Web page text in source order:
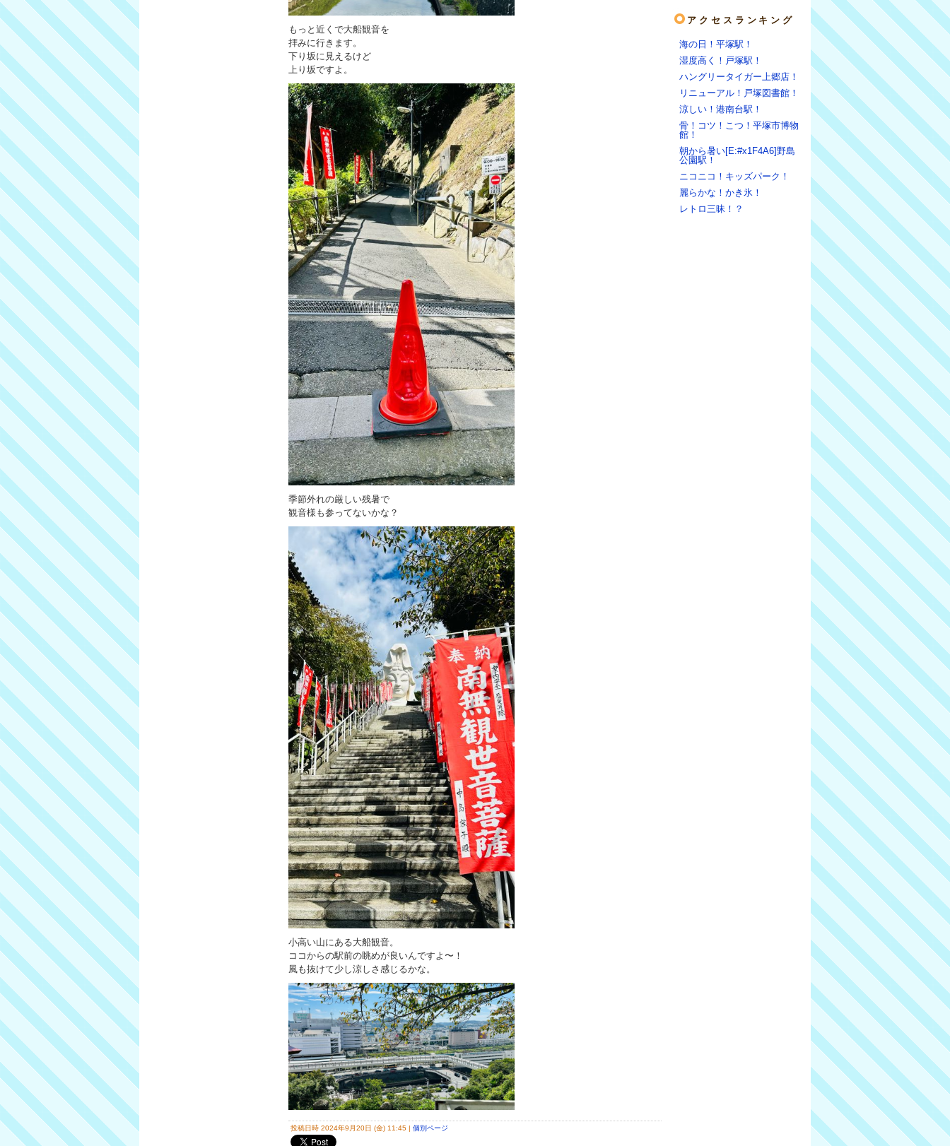
もっと近くで大船観音を
拝みに行きます。
下り坂に見えるけど
上り坂ですよ。
季節外れの厳しい残暑で
観音様も参ってないかな？
小高い山にある大船観音。
ココからの駅前の眺めが良いんですよ〜！
風も抜けて少し涼しさ感じるかな。
投稿日時 2024年9月20日 (金) 11:45 | 個別ページ
アクセスランキング
海の日！平塚駅！
湿度高く！戸塚駅！
ハングリータイガー上郷店！
リニューアル！戸塚図書館！
涼しい！港南台駅！
骨！コツ！こつ！平塚市博物
館！
朝から暑い[E:#x1F4A6]野島
公園駅！
ニコニコ！キッズパーク！
麗らかな！かき氷！
レトロ三昧！？